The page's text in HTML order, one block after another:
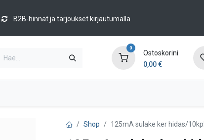
B2B-hinnat ja tarjoukset kirjautumalla
0
Ostoskorini
0,00€
Shop 125mA sulake ker hidas/10kpl